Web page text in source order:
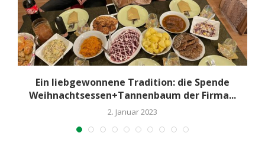
Ein liebgewonnene Tradition: die Spende
Weihnachtsessen+Tannenbaum der Firma...
2. Januar 2023